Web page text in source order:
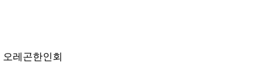
오레곤한인회